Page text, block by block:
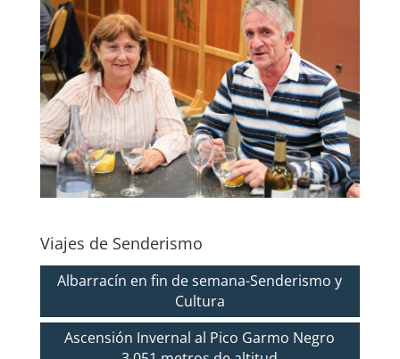
Viajes de Senderismo
Albarracín en fin de semana-Senderismo y
Cultura
Ascensión Invernal al Pico Garmo Negro